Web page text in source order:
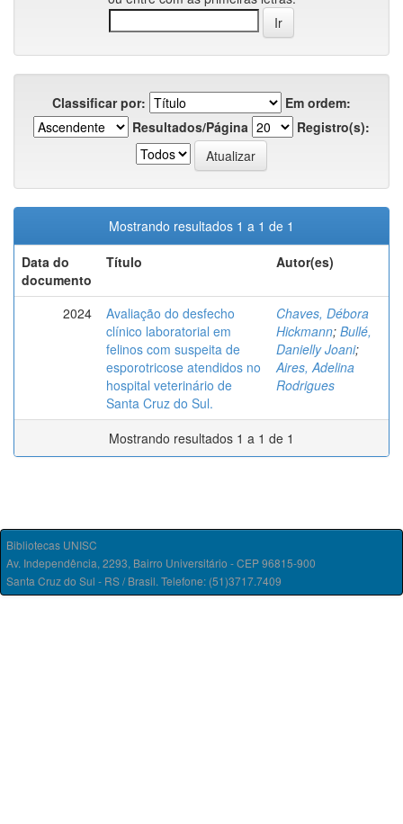
Classificar por:
Em ordem:
Resultados/Página
Registro(s):
Mostrando resultados 1 a 1 de 1
Data do
documento
Título Autor(es)
2024
Avaliação do desfecho
clínico laboratorial em
felinos com suspeita de
esporotricose atendidos no
hospital veterinário de
Santa Cruz do Sul.
Chaves, Débora
Hickmann; Bullé,
Danielly Joani;
Aires, Adelina
Rodrigues
Mostrando resultados 1 a 1 de 1
Bibliotecas UNISC
Av. Independência, 2293, Bairro Universitário - CEP 96815-900
Santa Cruz do Sul - RS / Brasil. Telefone: (51)3717.7409